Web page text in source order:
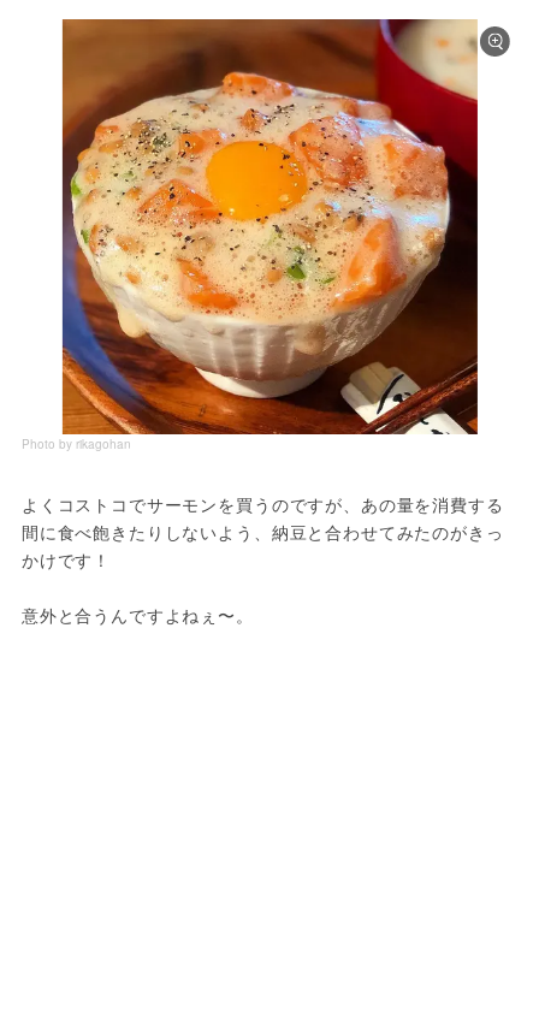
Photo by rikagohan
よくコストコでサーモンを買うのですが、あの量を消費する
間に食べ飽きたりしないよう、納豆と合わせてみたのがきっ
かけです！
意外と合うんですよねぇ〜。